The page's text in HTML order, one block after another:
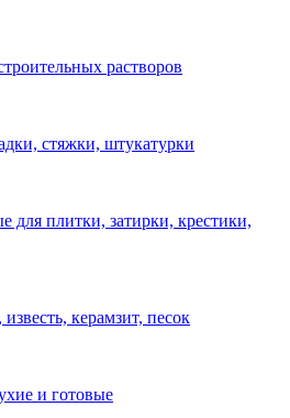
растворов
стяжки, штукатурки
для плитки, затирки, крестики,
керамзит, песок
и готовые